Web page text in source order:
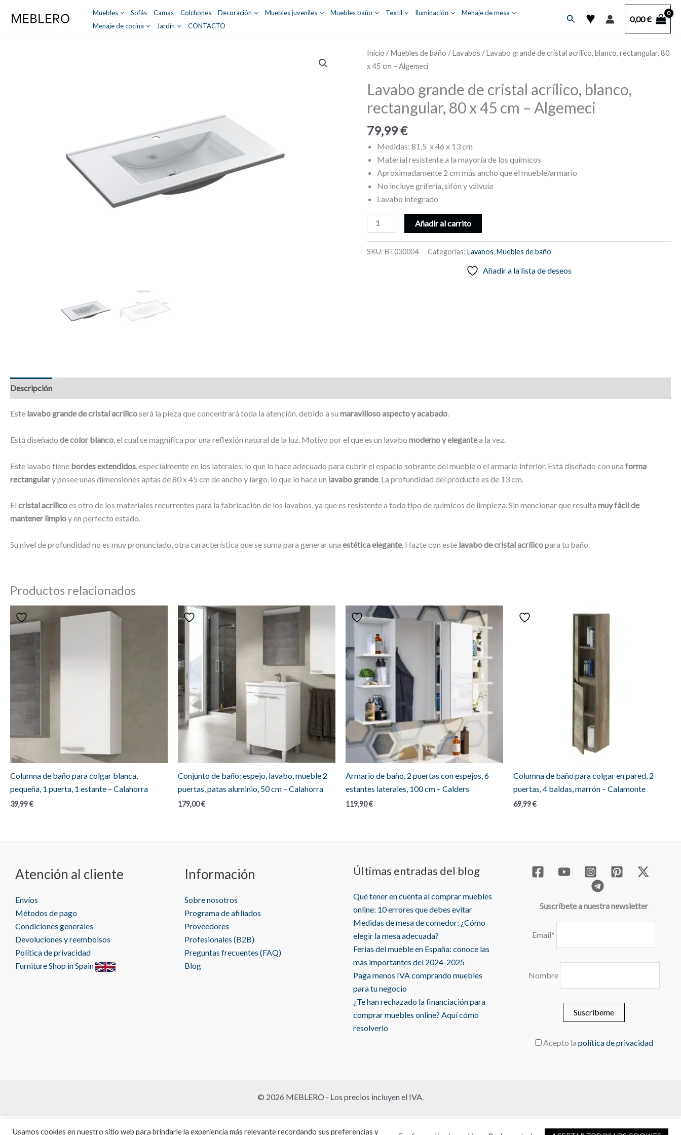
Muebles Sofás Camas Colchones Decoración Muebles juveniles Muebles baño Textil Iluminación
Menaje de mesa
Menaje de cocina
Jardín CONTACTO
Buscar
♥ 0,00€
Inicio /Muebles de baño /Lavabos / Lavabo grande de cristal acrílico, blanco, rectangular, 80
x 45 cm – Algemeci
Lavabo grande de cristal acrílico, blanco,
rectangular, 80 x 45 cm – Algemeci
79,99€
Medidas: 81,5 x 46 x 13 cm
Material resistente a la mayoría de los químicos
Aproximadamente 2 cm más ancho que el mueble/armario
No incluye grifería, sifón y válvula
Lavabo integrado
Lavabo
grande
Algemeci
Añadir al carrito
SKU:BT030004 Categorías:Lavabos,Muebles de baño
Añadir a la lista de deseos
Descripción
Este lavabo grande de cristal acrílicoserá la pieza que concentrará toda la atención, debido a su maravilloso aspecto y acabado.
Está diseñado de color blanco, el cual se magnifica por una reflexión natural de la luz. Motivo por el que es un lavabo moderno y elegantea la vez.
Este lavabo tiene bordes extendidos , especialmente en los laterales, lo que lo hace adecuado para cubrir el espacio sobrante del mueble o el armario inferior. Está diseñado con una forma
rectangulary posee unas dimensiones aptas de 80 x 45 cm de ancho y largo, lo que lo hace un lavabo grande. La profundidad del producto es de 13 cm.
El cristal acrílicoes otro de los materiales recurrentes para la fabricación de los lavabos, ya que es resistente a todo tipo de químicos de limpieza. Sin mencionar que resulta muy fácil de
mantener limpioy en perfecto estado.
Su nivel de profundidad no es muy pronunciado, otra característica que se suma para generar una estética elegante. Hazte con este lavabo de cristal acrílicopara tu baño.
Productos relacionados
Columna de baño para colgar blanca,
pequeña, 1 puerta, 1 estante – Calahorra
39,99€
Conjunto de baño: espejo, lavabo, mueble 2
puertas, patas aluminio, 50 cm – Calahorra
179,00€
Armario de baño, 2 puertas con espejos, 6
estantes laterales, 100 cm – Calders
119,90€
Columna de baño para colgar en pared, 2
puertas, 4 baldas, marrón – Calamonte
69,99€
Atención al cliente
Envíos
Métodos de pago
Condiciones generales
Devoluciones y reembolsos
Política de privacidad
Furniture Shop in Spain
Información
Sobre nosotros
Programa de afiliados
Proveedores
Profesionales (B2B)
Preguntas frecuentes (FAQ)
Blog
Últimas entradas del blog
Qué tener en cuenta al comprar muebles
online: 10 errores que debes evitar
Medidas de mesa de comedor: ¿Cómo
elegir la mesa adecuada?
Ferias del mueble en España: conoce las
más importantes del 2024-2025
Paga menos IVA comprando muebles
para tu negocio
¿Te han rechazado la financiación para
comprar muebles online? Aquí cómo
resolverlo
Suscríbete a nuestra newsletter
Email*
Nombre
Acepto la política de privacidad
© 2026 MEBLERO - Los precios incluyen el IVA.
Usamos cookies en nuestro sitio web para brindarle la experiencia más relevante recordando sus preferencias y
Español English